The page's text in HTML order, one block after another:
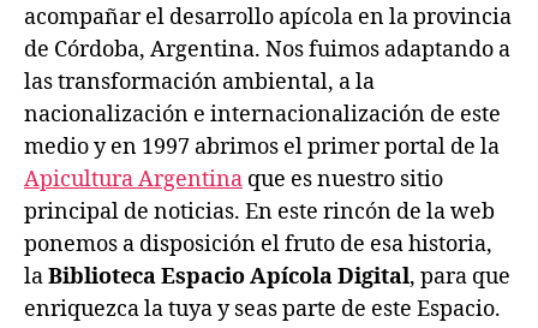
acompañar el desarrollo apícola en la provincia
de Córdoba, Argentina. Nos fuimos adaptando a
las transformación ambiental, a la
nacionalización e internacionalización de este
medio y en 1997 abrimos el primer portal de la
Apicultura Argentina que es nuestro sitio
principal de noticias. En este rincón de la web
ponemos a disposición el fruto de esa historia,
laBiblioteca Espacio Apícola Digital, para que
enriquezca la tuya y seas parte de este Espacio.